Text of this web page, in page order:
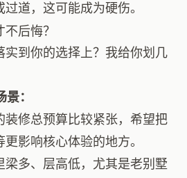
道，这可能成为硬伤。
后悔？
实到你的选择上？我给你划几
：
装修总预算比较紧张，希望把
影响核心体验的地方。
梁多、层高低，尤其是老别墅